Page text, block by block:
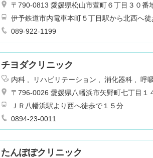
〒790-0813 愛媛県松山市萱町６丁目３０番
伊予鉄道市内電車本町５丁目駅から北西へ
089-922-1199
チヨダクリニック
内科 リハビリテーション 消化器科
呼
〒796-0026 愛媛県八幡浜市矢野町七丁目１
ＪＲ八幡浜駅より西へ徒歩で１５分
0894-23-0011
たんぽぽクリニック